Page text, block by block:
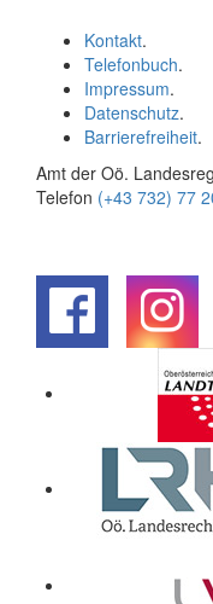
Kontakt.
Telefonbuch.
Impressum.
Datenschutz.
Barrierefreiheit.
Amt der Oö.
Telefon (+43 732) 77